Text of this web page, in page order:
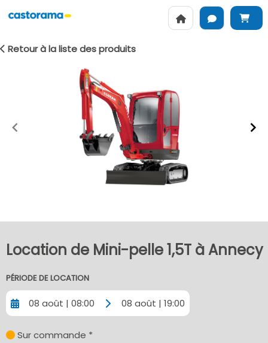
Retour à la liste des produits
Location de Mini-pelle 1,5T à Annecy
PÉRIODE DE LOCATION
08 août | 08:00 08 août | 19:00
Sur commande *